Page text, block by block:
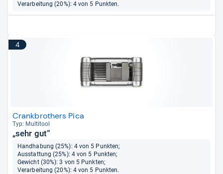
Verarbeitung (20%): 4 von 5 Punkten.
4
Crankbrothers Pica
Typ: Mul­ti­tool
„sehr gut“
Handhabung (25%): 4 von 5 Punkten;
Ausstattung (25%): 4 von 5 Punkten;
Gewicht (30%): 3 von 5 Punkten;
Verarbeitung (20%): 4 von 5 Punkten.